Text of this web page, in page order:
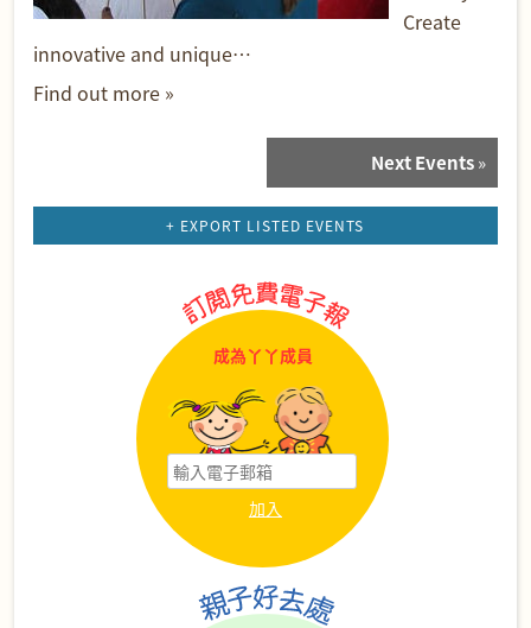
Create
innovative and unique…
Find out more »
Navigation
Next Events»
+ EXPORT LISTED EVENTS
成為丫丫成員